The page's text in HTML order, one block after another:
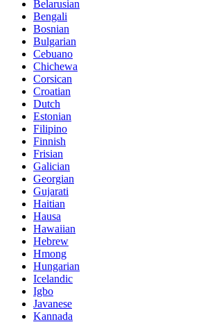
Belarusian
Bengali
Bosnian
Bulgarian
Cebuano
Chichewa
Corsican
Croatian
Dutch
Estonian
Filipino
Finnish
Frisian
Galician
Georgian
Gujarati
Haitian
Hausa
Hawaiian
Hebrew
Hmong
Hungarian
Icelandic
Igbo
Javanese
Kannada